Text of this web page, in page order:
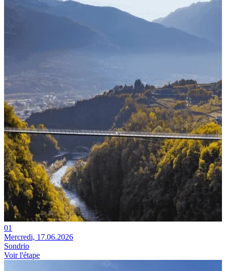
01
Mercredi, 17.06.2026
Sondrio
Voir l'étape